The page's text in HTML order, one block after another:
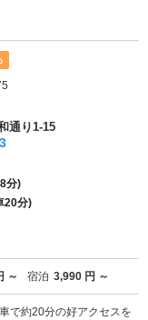
星のうち4.5
通り1-15
分)
20分)
～ 宿泊 3,990 円 ～
で約20分の好アクセスを